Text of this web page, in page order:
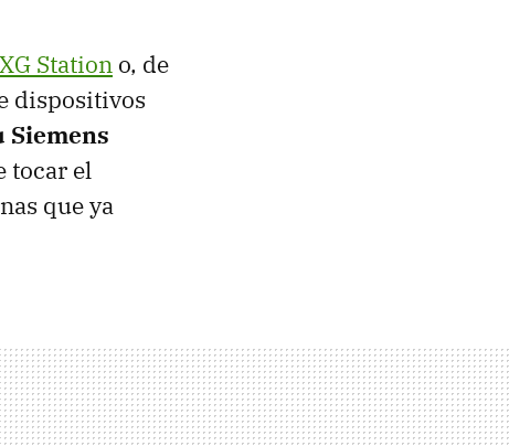
Station o, de
dispositivos
Siemens
tocar el
que ya